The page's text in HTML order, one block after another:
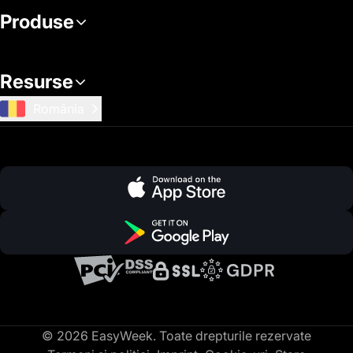
Produse
Resurse
© 2026 EasyWeek. Toate drepturile rezervate